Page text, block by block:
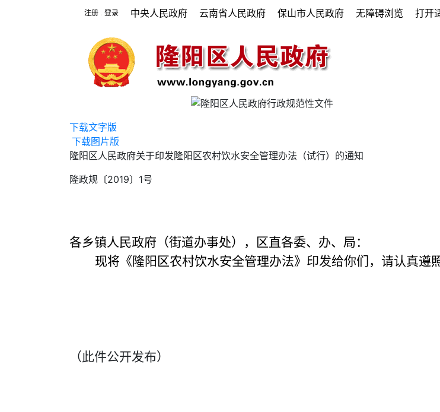
注册 登录 中央人民政府 云南省人民政府 保山市人民政府 无障碍浏览 打开
隆阳区人民政府行政规范性文件
下载文字版
下载图片版
隆阳区人民政府关于印发隆阳区农村饮水安全管理办法（试行）的通知
隆政规〔2019〕1号
各乡镇人民政府（街道办事处），区直各委、办、局：
现将《隆阳区农村饮水安全管理办法》印发给你们，请认真遵
（此件公开发布）